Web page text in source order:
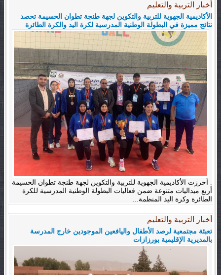
أخبار التربية والتعليم
الأكاديمية الجهوية للتربية والتكوين لجهة طنجة تطوان الحسيمة تحصد
نتائج مميزة في البطولة الوطنية المدرسية لكرة اليد والكرة الطائرة
. أحرزت الأكاديمية الجهوية للتربية والتكوين لجهة طنجة تطوان الحسيمة
أربع ميداليات متنوعة ضمن فعاليات البطولة الوطنية المدرسية للكرة
الطائرة وكرة اليد المنظمة...
أخبار التربية والتعليم
تعبئة مجتمعية لرصد الأطفال واليافعين الموجودين خارج المدرسة
بالمديرية الإقليمية بورزازات